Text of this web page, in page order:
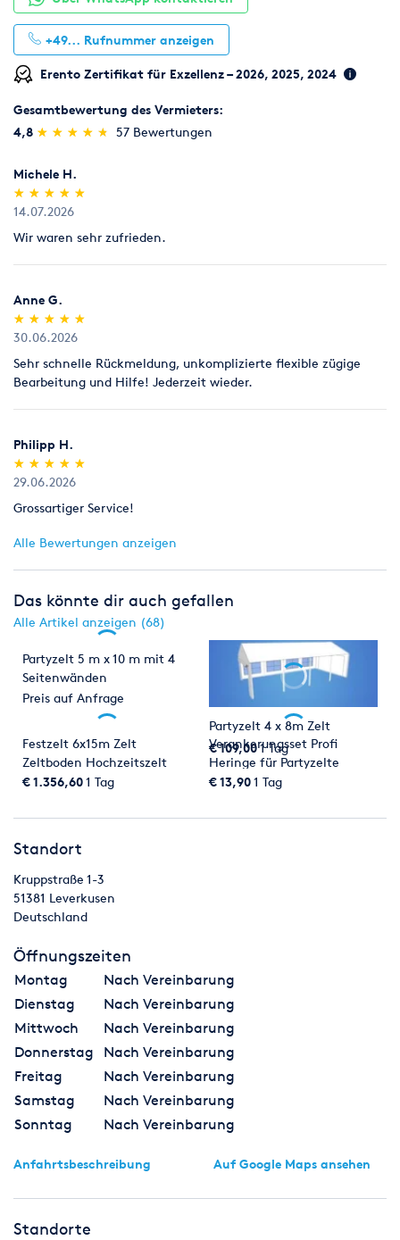
+49... Rufnummer anzeigen
Erento Zertifikat für Exzellenz – 2026, 2025, 2024
Gesamtbewertung des Vermieters:
4,8 (*)
★
★
(*) ★
★
(*) ★
★
(*) ★
★
(*) ★
★ 57 Bewertungen
Michele H.
(*)
★
★
(*) ★
★
(*) ★
★
(*) ★
★
(*) ★
★
14.07.2026
Wir waren sehr zufrieden.
Anne G.
(*)
★
★
(*) ★
★
(*) ★
★
(*) ★
★
(*) ★
★
30.06.2026
Sehr schnelle Rückmeldung, unkomplizierte flexible zügige
Bearbeitung und Hilfe! Jederzeit wieder.
Philipp H.
(*)
★
★
(*) ★
★
(*) ★
★
(*) ★
★
(*) ★
★
29.06.2026
Grossartiger Service!
Alle Bewertungen anzeigen
Das könnte dir auch gefallen
Alle Artikel anzeigen (68)
Partyzelt 5 m x 10 m mit 4
Seitenwänden
Preis auf Anfrage
Partyzelt 4 x 8m Zelt
€ 109,001 Tag
Festzelt 6x15m Zelt
Zeltboden Hochzeitszelt
€ 1.356,601 Tag
Verankerungsset Profi
Heringe für Partyzelte
Sturmsicherung
€ 13,901 Tag
Standort
Kruppstraße 1-3
51381 Leverkusen
Deutschland
Öffnungszeiten
Montag
Nach Vereinbarung
Dienstag
Nach Vereinbarung
Mittwoch
Nach Vereinbarung
Donnerstag
Nach Vereinbarung
Freitag
Nach Vereinbarung
Samstag
Nach Vereinbarung
Sonntag
Nach Vereinbarung
Anfahrtsbeschreibung Auf Google Maps ansehen
Standorte